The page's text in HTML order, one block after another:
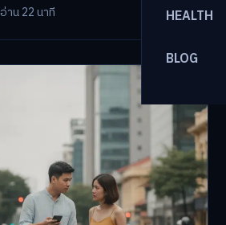
HEALTH
BLOG
อ่าน 22 นาที